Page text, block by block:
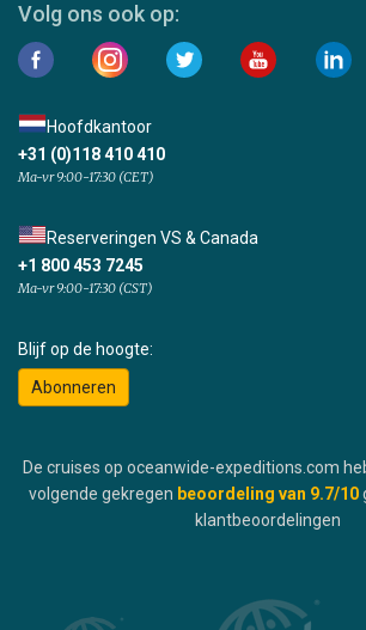
Volg ons ook op:
Hoofdkantoor
+31 (0)118 410 410
Ma-vr 9:00-17:30 (CET)
Reserveringen VS & Canada
+1 800 453 7245
Ma-vr 9:00-17:30 (CST)
Blijf op de hoogte:
Abonneren
De cruises op oceanwide-expeditions.com
volgende gekregen beoordeling van 9.7/10
klantbeoordelingen